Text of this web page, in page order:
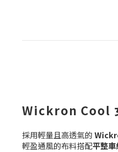
Wickron Cool
採用輕量且高透氣的
輕盈通風的布料搭配平整